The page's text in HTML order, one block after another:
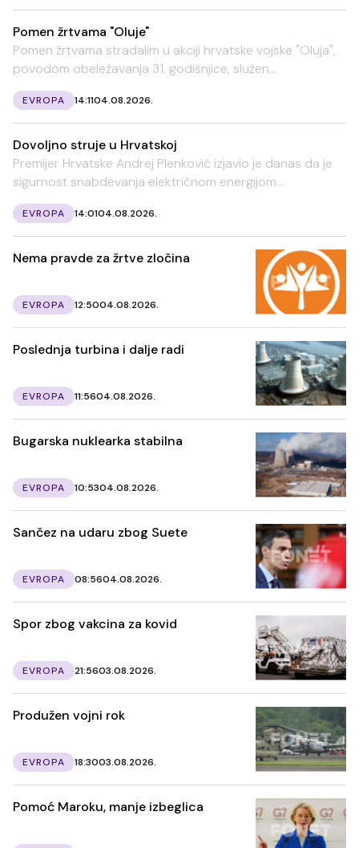
Pomen žrtvama "Oluje"
Pomen žrtvama stradalim u akciji hrvatske vojske "Oluja",
povodom obeležavanja 31. godišnjice, služen...
EVROPA 14:1104.08.2026.
Dovoljno struje u Hrvatskoj
Premijer Hrvatske Andrej Plenković izjavio je danas da je
sigurnost snabdevanja električnom energijom...
EVROPA 14:0104.08.2026.
Nema pravde za žrtve zločina
EVROPA 12:5004.08.2026.
Poslednja turbina i dalje radi
EVROPA 11:5604.08.2026.
Bugarska nuklearka stabilna
EVROPA 10:5304.08.2026.
Sančez na udaru zbog Suete
EVROPA 08:5604.08.2026.
Spor zbog vakcina za kovid
EVROPA 21:5603.08.2026.
Produžen vojni rok
EVROPA 18:3003.08.2026.
Pomoć Maroku, manje izbeglica